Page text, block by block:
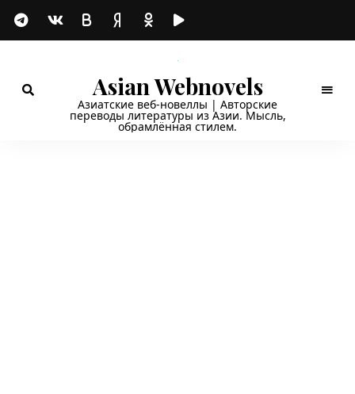
Asian Webnovels
Азиатские веб-новеллы | Авторские
переводы литературы из Азии. Мысль,
обрамлённая стилем.